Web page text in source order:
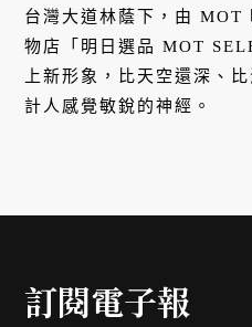
台灣大道林蔭下，由 MOT
物店「明日選品 MOT
上新形象，比天空還深、
計人感覺敏銳的神經。
訂閱電子報